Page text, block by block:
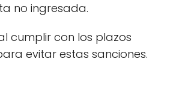
no ingresada.
cumplir con los plazos
evitar estas sanciones.